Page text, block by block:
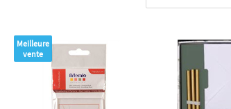
Meilleure
vente